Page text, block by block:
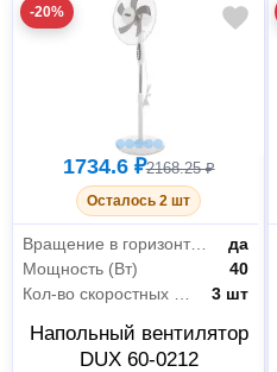
-20%
1734.6 ₽2168.25 ₽
Осталось 2 шт
Вращение в горизонтальной плоскости
да
Мощность (Вт)
40
3 шт
Напольный вентилятор
DUX 60-0212